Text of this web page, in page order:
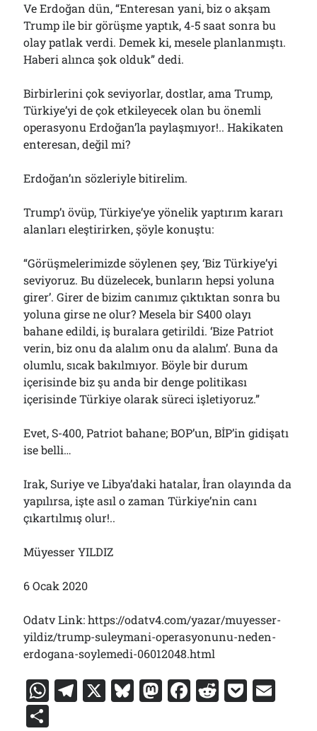
Ve Erdoğan dün, “Enteresan yani, biz o akşam
Trump ile bir görüşme yaptık, 4-5 saat sonra bu
olay patlak verdi. Demek ki, mesele planlanmıştı.
Haberi alınca şok olduk” dedi.
Birbirlerini çok seviyorlar, dostlar, ama Trump,
Türkiye’yi de çok etkileyecek olan bu önemli
operasyonu Erdoğan’la paylaşmıyor!.. Hakikaten
enteresan, değil mi?
Erdoğan’ın sözleriyle bitirelim.
Trump’ı övüp, Türkiye’ye yönelik yaptırım kararı
alanları eleştirirken, şöyle konuştu:
“Görüşmelerimizde söylenen şey, ‘Biz Türkiye’yi
seviyoruz. Bu düzelecek, bunların hepsi yoluna
girer’. Girer de bizim canımız çıktıktan sonra bu
yoluna girse ne olur? Mesela bir S400 olayı
bahane edildi, iş buralara getirildi. ‘Bize Patriot
verin, biz onu da alalım onu da alalım’. Buna da
olumlu, sıcak bakılmıyor. Böyle bir durum
içerisinde biz şu anda bir denge politikası
içerisinde Türkiye olarak süreci işletiyoruz.”
Evet, S-400, Patriot bahane; BOP’un, BİP’in gidişatı
ise belli…
Irak, Suriye ve Libya’daki hatalar, İran olayında da
yapılırsa, işte asıl o zaman Türkiye’nin canı
çıkartılmış olur!..
Müyesser YILDIZ
6 Ocak 2020
Odatv Link: https://odatv4.com/yazar/muyesser-
yildiz/trump-suleymani-operasyonunu-neden-
erdogana-soylemedi-06012048.html
W T X Bl M F R P